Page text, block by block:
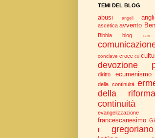
TEMI DEL BLOG
abusi angeli
ascetica avvento
Bibbia blog can
conclave croce cu
devozione
diritto ecumenismo
della continuità
della
continuità
evangelizzazione
francescanesimo
II
gregoriano